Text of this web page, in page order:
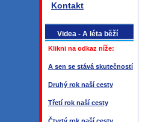
Kontakt
Videa - A léta běží
Klikni na odkaz níže:
A sen se stává skutečností
Druhý rok naší cesty
Třetí rok naší cesty